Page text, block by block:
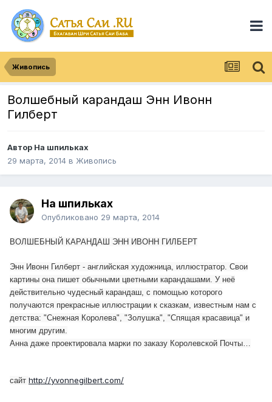
Живопись
Волшебный карандаш Энн Ивонн
Гилберт
Автор На шпильках
29 марта, 2014 в Живопись
На шпильках
Опубликовано 29 марта, 2014
ВОЛШЕБНЫЙ КАРАНДАШ ЭНН ИВОНН ГИЛБЕРТ
Энн Ивонн Гилберт - английская художница, иллюстратор. Свои
картины она пишет обычными цветными карандашами. У неё
действительно чудесный карандаш, с помощью которого
получаются прекрасные иллюстрации к сказкам, известным нам с
детства: "Снежная Королева", "Золушка", "Спящая красавица" и
многим другим.
Анна даже проектировала марки по заказу Королевской Почты…
сайт http://yvonnegilbert.com/